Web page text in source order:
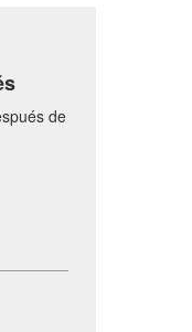
de